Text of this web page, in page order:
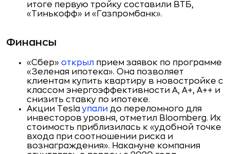
итоге первую тройку составили ВТБ,
«Тинькофф» и «Газпромбанк».
Финансы
«Сбер» открыл прием заявок по программе
«Зеленая ипотека». Она позволяет
клиентам купить квартиру в новостройке с
классом энергоэффективности А, А+, А++ и
снизить ставку по ипотеке.
Акции Teslaупали до переломного для
инвесторов уровня, отметил Bloomberg. Их
стоимость приблизилась к «удобной точке
входа при соотношении риска и
вознаграждения». Накануне компания